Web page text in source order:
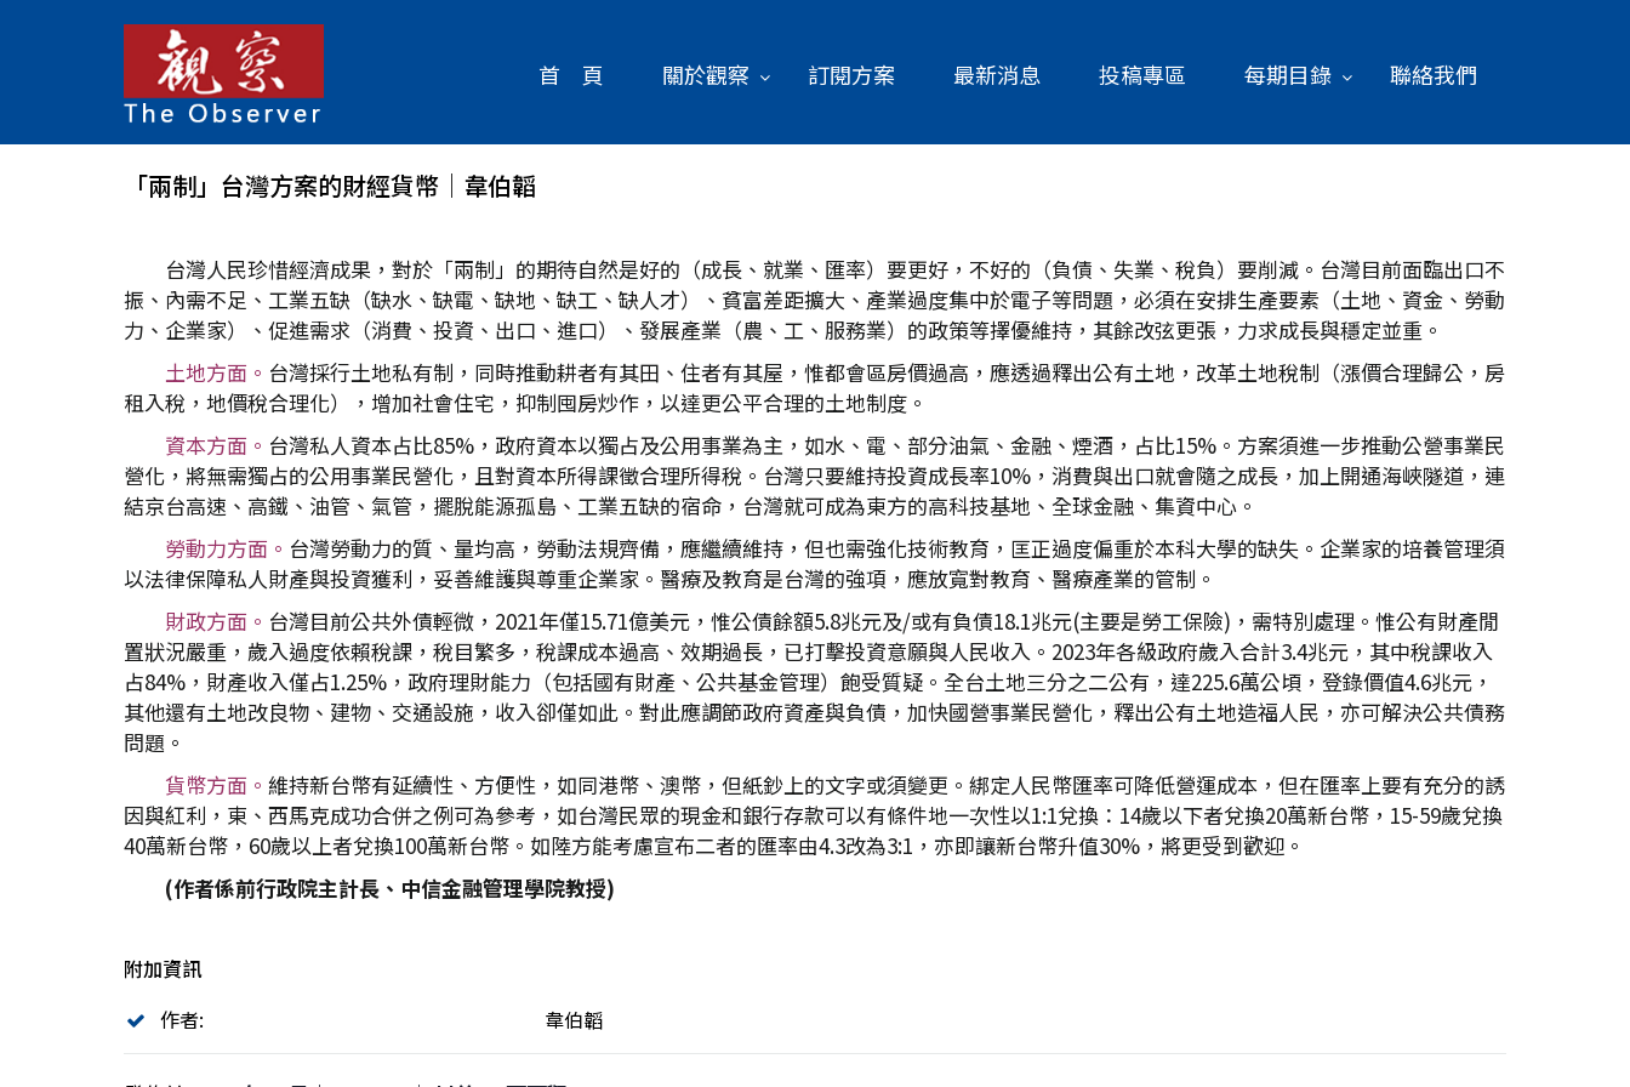
首 頁 關於觀察 訂閱方案 最新消息 投稿專區 每期目錄 聯絡我們
「兩制」台灣方案的財經貨幣│韋伯韜
台灣人民珍惜經濟成果，對於「兩制」的期待自然是好的（成長、就業、匯率）要更好，不好的（負債、失業、稅負）要削減。台灣目前面臨出口不
振、內需不足、工業五缺（缺水、缺電、缺地、缺工、缺人才）、貧富差距擴大、產業過度集中於電子等問題，必須在安排生產要素（土地、資金、勞動
力、企業家）、促進需求（消費、投資、出口、進口）、發展產業（農、工、服務業）的政策等擇優維持，其餘改弦更張，力求成長與穩定並重。
土地方面。 台灣採行土地私有制，同時推動耕者有其田、住者有其屋，惟都會區房價過高，應透過釋出公有土地，改革土地稅制（漲價合理歸公，房
租入稅，地價稅合理化），增加社會住宅，抑制囤房炒作，以達更公平合理的土地制度。
資本方面。 台灣私人資本占比85%，政府資本以獨占及公用事業為主，如水、電、部分油氣、金融、煙酒，占比15%。方案須進一步推動公營事業民
營化，將無需獨占的公用事業民營化，且對資本所得課徵合理所得稅。台灣只要維持投資成長率10%，消費與出口就會隨之成長，加上開通海峽隧道，連
結京台高速、高鐵、油管、氣管，擺脫能源孤島、工業五缺的宿命，台灣就可成為東方的高科技基地、全球金融、集資中心。
勞動力方面。 台灣勞動力的質、量均高，勞動法規齊備，應繼續維持，但也需強化技術教育，匡正過度偏重於本科大學的缺失。企業家的培養管理須
以法律保障私人財產與投資獲利，妥善維護與尊重企業家。醫療及教育是台灣的強項，應放寬對教育、醫療產業的管制。
財政方面。 台灣目前公共外債輕微，2021年僅15.71億美元，惟公債餘額5.8兆元及/或有負債18.1兆元(主要是勞工保險)，需特別處理。惟公有財產閒
置狀況嚴重，歲入過度依賴稅課，稅目繁多，稅課成本過高、效期過長，已打擊投資意願與人民收入。2023年各級政府歲入合計3.4兆元，其中稅課收入
占84%，財產收入僅占1.25%，政府理財能力（包括國有財產、公共基金管理）飽受質疑。全台土地三分之二公有，達225.6萬公頃，登錄價值4.6兆元，
其他還有土地改良物、建物、交通設施，收入卻僅如此。對此應調節政府資產與負債，加快國營事業民營化，釋出公有土地造福人民，亦可解決公共債務
問題。
貨幣方面。 維持新台幣有延續性、方便性，如同港幣、澳幣，但紙鈔上的文字或須變更。綁定人民幣匯率可降低營運成本，但在匯率上要有充分的誘
因與紅利，東、西馬克成功合併之例可為參考，如台灣民眾的現金和銀行存款可以有條件地一次性以1:1兌換：14歲以下者兌換20萬新台幣，15-59歲兌換
40萬新台幣，60歲以上者兌換100萬新台幣。如陸方能考慮宣布二者的匯率由4.3改為3:1，亦即讓新台幣升值30%，將更受到歡迎。
(作者係前行政院主計長、中信金融管理學院教授)
附加資訊
作者:
韋伯韜